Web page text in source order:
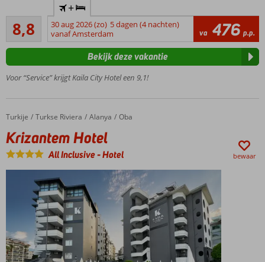
meter
van
het
Heerlijk
familiehotel
Zwembad
glijbaan
Alanya
op
slechts 3
kilometer
Winkels en
restaurantjes
loopafstand
8,8
Aanrader
80
beoordelingen
+
30 aug 2026 (zo) 5 dagen (4 nachten)
vanaf Amsterdam
va 476 p.p.
Voor “Service” krijgt Kaila City Hotel een 9,1!
Bekijk deze vakantie
Home
Turkije Turkse Riviera Alanya Oba
Krizantem Hotel
Krizantem Hotel
All Inclusive-Hotel bewaar